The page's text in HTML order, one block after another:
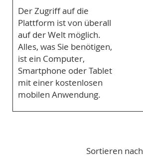
Der Zugriff auf die
Plattform ist von überall
auf der Welt möglich.
Alles, was Sie benötigen,
ist ein Computer,
Smartphone oder Tablet
mit einer kostenlosen
mobilen Anwendung.
Sortieren nach